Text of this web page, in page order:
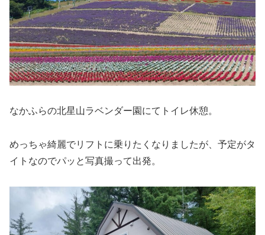
なかふらの北星山ラベンダー園にてトイレ休憩。
めっちゃ綺麗でリフトに乗りたくなりましたが、予定がタ
イトなのでパッと写真撮って出発。